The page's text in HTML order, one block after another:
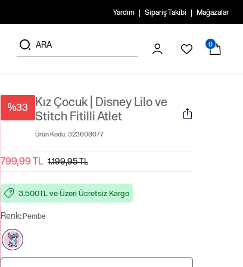
Yardım Sipariş Takibi Mağazalar
0
%33
Kız Çocuk | Disney Lilo ve
Stitch Fitilli Atlet
Ürün Kodu: 323608077
799,99 TL 1.199,95 TL
3.500TL ve Üzeri Ücretsiz Kargo
Renk: Pembe